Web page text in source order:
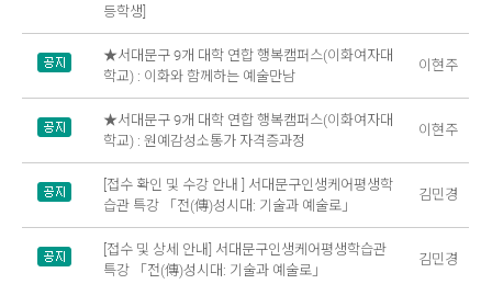
등학생]
★서대문구 9개 대학 연합 행복캠퍼스(이화여자대
학교) : 이화와 함께하는 예술만남
이현주
★서대문구 9개 대학 연합 행복캠퍼스(이화여자대
학교) : 원예감성소통가 자격증과정
이현주
[접수 확인 및 수강 안내 ] 서대문구인생케어평생학
습관 특강 「전(傳)성시대: 기술과 예술로」
김민경
[접수 및 상세 안내] 서대문구인생케어평생학습관
특강 「전(傳)성시대: 기술과 예술로」
김민경